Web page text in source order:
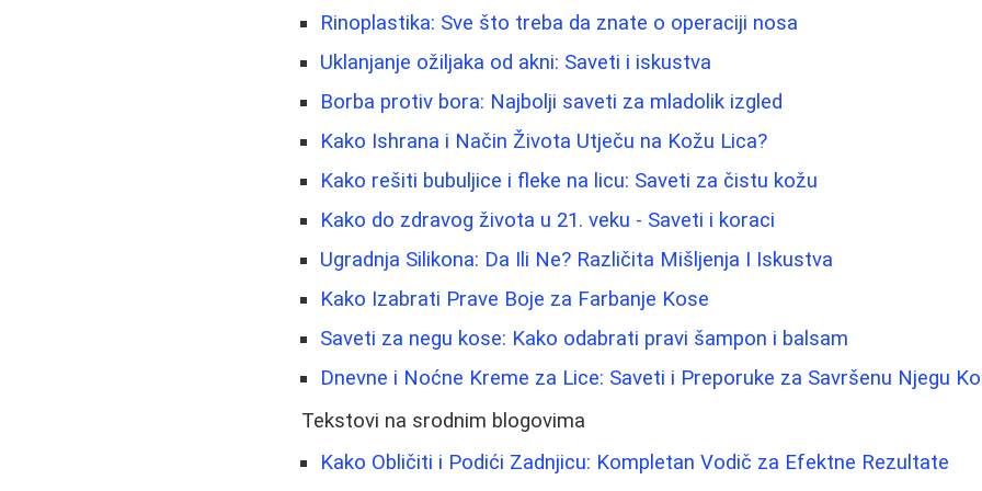
Rinoplastika: Sve što treba da znate o operaciji nosa
Uklanjanje ožiljaka od akni: Saveti i iskustva
Borba protiv bora: Najbolji saveti za mladolik izgled
Kako Ishrana i Način Života Utječu na Kožu Lica?
Kako rešiti bubuljice i fleke na licu: Saveti za čistu kožu
Kako do zdravog života u 21. veku - Saveti i koraci
Ugradnja Silikona: Da Ili Ne? Različita Mišljenja I Iskustva
Kako Izabrati Prave Boje za Farbanje Kose
Saveti za negu kose: Kako odabrati pravi šampon i balsam
Dnevne i Noćne Kreme za Lice: Saveti i Preporuke za Savršenu Njegu
Tekstovi na srodnim blogovima
Kako Obličiti i Podići Zadnjicu: Kompletan Vodič za Efektne Rezultate